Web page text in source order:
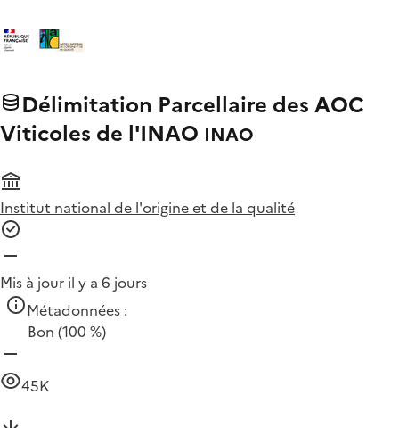
Délimitation Parcellaire des AOC
Viticoles de l'INAO INAO
Institut national de l'origine et de la qualité
Mis à jour il y a 6 jours
Métadonnées :
Bon (100 %)
45K